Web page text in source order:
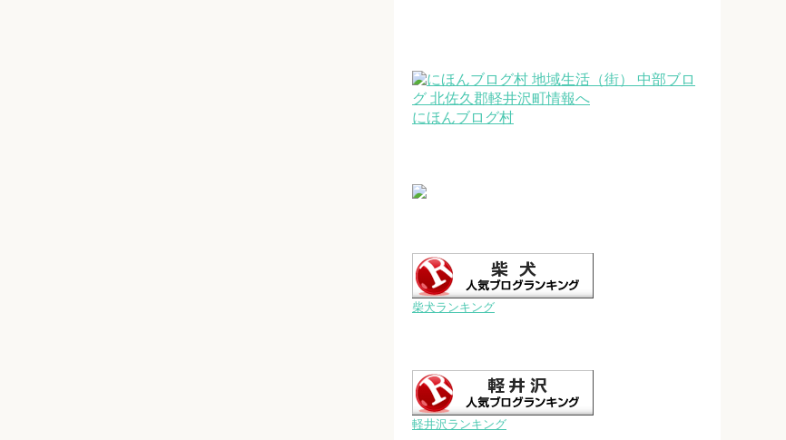
にほんブログ村
柴犬ランキング
軽井沢ランキング